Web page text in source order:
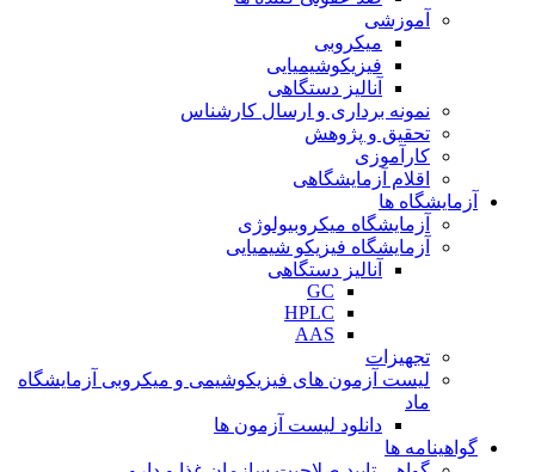
آموزشی
میکروبی
فیزیکوشیمیایی
آنالیز دستگاهی
نمونه برداری و ارسال کارشناس
تحقیق و پژوهش
کارآموزی
اقلام آزمایشگاهی
آزمایشگاه ها
آزمایشگاه میکروبیولوژی
آزمایشگاه فیزیکو شیمیایی
آنالیز دستگاهی
GC
HPLC
AAS
تجهیزات
لیست آزمون های فیزیکوشیمی و میکروبی آزمایشگاه
ماد
دانلود لیست آزمون ها
گواهینامه ها